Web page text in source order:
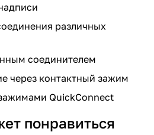
различных
соединителем
через контактный зажим
QuickConnect
понравитьсяпроизводства
Ссылка на